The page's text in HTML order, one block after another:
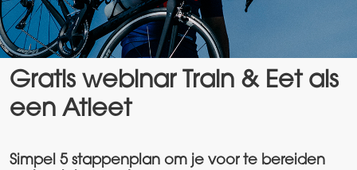
Gratis webinar Train & Eet als
een Atleet
Simpel 5 stappenplan om je voor te bereiden